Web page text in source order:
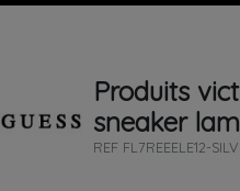
Produits
sneaker
REF FL7REEELE12-